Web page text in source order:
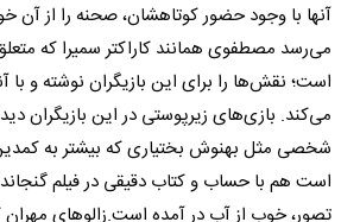
آنها با وجود حضور کوتاهشان، صحنه را از آن
می‌رسد مصطفوی همانند کاراکتر سمیرا که
است؛ نقش‌ها را برای این بازیگران نوشته و با
می‌کند. بازی‌های زیرپوستی در این بازیگران
شخصی مثل بهنوش بختیاری که بیشتر به
است هم با حساب و کتاب دقیقی در فیلم
تصور، خوب از آب در آمده است.زالوهای